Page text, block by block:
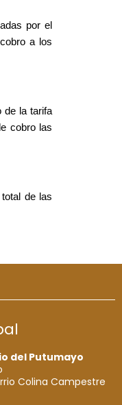
por el
a los
de la tarifa
cobro las
de las
del Putumayo
Colina Campestre